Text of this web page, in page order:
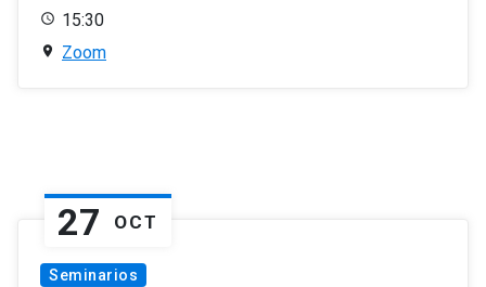
15:30
Zoom
27 OCT
Seminarios